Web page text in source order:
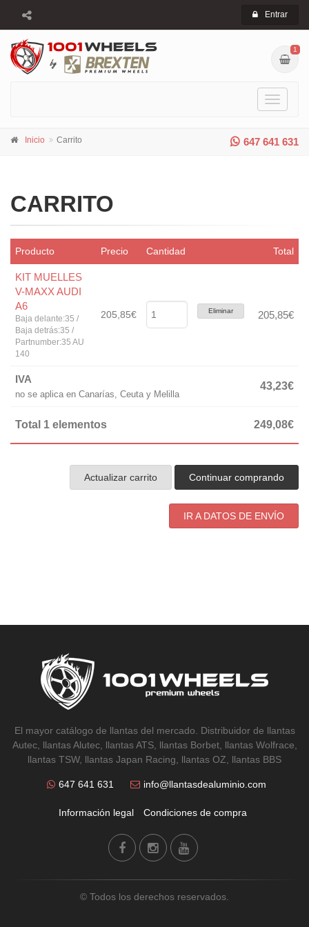
Entrar
1
Toggle
647 641 631
Inicio Carrito
CARRITO
Producto Precio Cantidad Total
KIT MUELLES
V-MAXX AUDI
A6
Baja delante:35 /
Baja detrás:35 /
Partnumber:35 AU
140
205,85€ Eliminar 205,85€
IVA
no se aplica en Canarías, Ceuta y Melilla
43,23€
Total 1 elementos 249,08€
Actualizar carrito Continuar comprando
IR A DATOS DE ENVÍO
El mayor catálogo de llantas del mercado. Distribuidor de llantas
Autec, llantas Alutec, llantas ATS, llantas Borbet, llantas Wolfrace,
llantas TSW, llantas Japan Racing, llantas OZ, llantas BBS
647 641 631 info@llantasdealuminio.com
Información legal Condiciones de compra
© Todos los derechos reservados.